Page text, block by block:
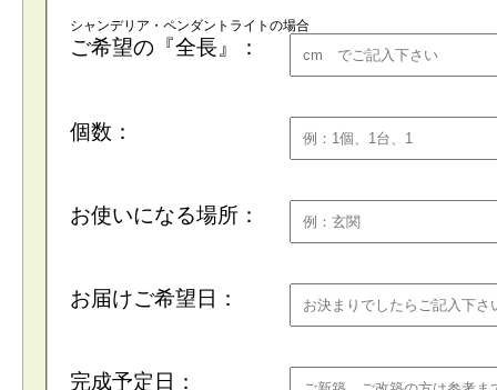
シャンデリア・ペンダントライトの場合
ご希望の『全長』：
個数：
お使いになる場所：
お届けご希望日：
完成予定日：